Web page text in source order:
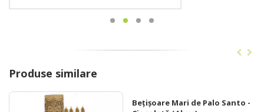
Produse similare
Bețișoare Mari de Palo Santo -